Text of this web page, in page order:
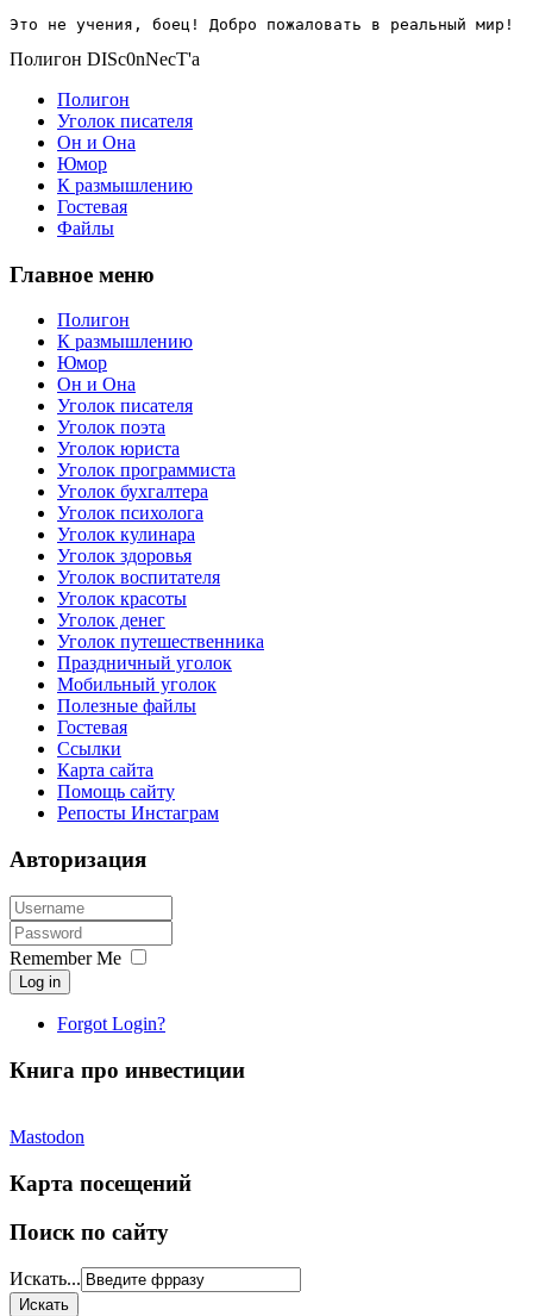
Это не учения, боец! Добро пожаловать в реальный мир!
Полигон DISc0nNecT'a
Полигон
Уголок писателя
Он и Она
Юмор
К размышлению
Гостевая
Файлы
Главное меню
Полигон
К размышлению
Юмор
Он и Она
Уголок писателя
Уголок поэта
Уголок юриста
Уголок программиста
Уголок бухгалтера
Уголок психолога
Уголок кулинара
Уголок здоровья
Уголок воспитателя
Уголок красоты
Уголок денег
Уголок путешественника
Праздничный уголок
Мобильный уголок
Полезные файлы
Гостевая
Ссылки
Карта сайта
Помощь сайту
Репосты Инстаграм
Авторизация
Remember Me
Log in
Forgot Login?
Книга про инвестиции
Mastodon
Карта посещений
Поиск по сайту
Искать...